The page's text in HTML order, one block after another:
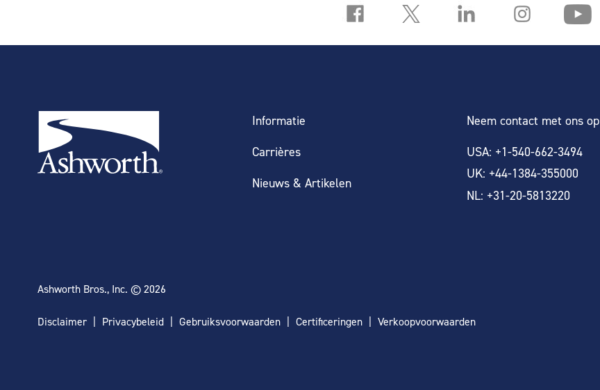
Informatie
Carrières
Nieuws & Artikelen
Neem contact met ons op
USA: +1-540-662-3494
UK: +44-1384-355000
NL: +31-20-5813220
Ashworth Bros., Inc. © 2026
Disclaimer Privacybeleid Gebruiksvoorwaarden Certificeringen Verkoopvoorwaarden